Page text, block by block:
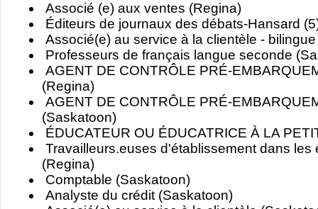
Associé (e) aux ventes (Regina)
Éditeurs de journaux des débats-Hansard
Associé(e) au service à la clientèle -
Professeurs de français langue seconde
AGENT DE CONTRÔLE PRÉ-
(Regina)
AGENT DE CONTRÔLE PRÉ-
(Saskatoon)
ÉDUCATEUR OU ÉDUCATRICE À LA
Travailleurs.euses d'établissement dans les
(Regina)
Comptable (Saskatoon)
Analyste du crédit (Saskatoon)